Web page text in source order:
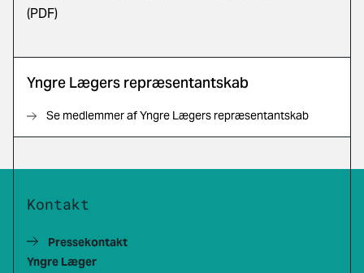
(PDF)
Yngre Lægers repræsentantskab
Se medlemmer af Yngre Lægers repræsentantskab
Kontakt
Pressekontakt
Yngre Læger